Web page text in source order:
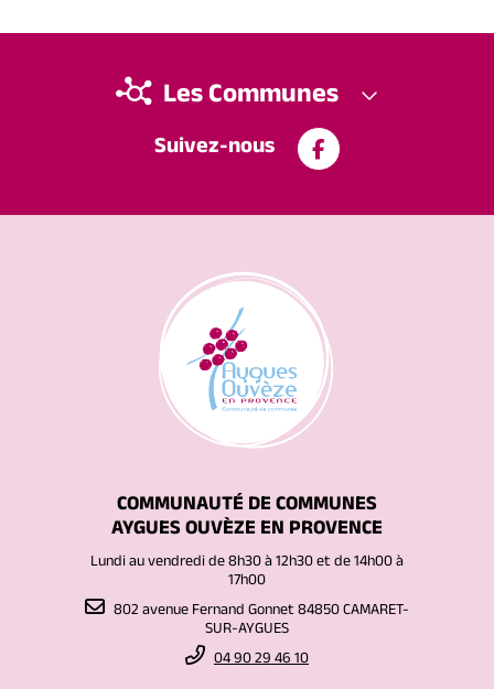
Suivez-nous
Les Communes
COMMUNAUTÉ DE COMMUNES
AYGUES OUVÈZE EN PROVENCE
Lundi au vendredi de 8h30 à 12h30 et de 14h00 à
17h00
802 avenue Fernand Gonnet 84850 CAMARET-
SUR-AYGUES
04 90 29 46 10